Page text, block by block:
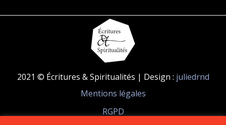
2021 © Écritures & Spiritualités | Design : juliedrnd
Mentions légales
RGPD